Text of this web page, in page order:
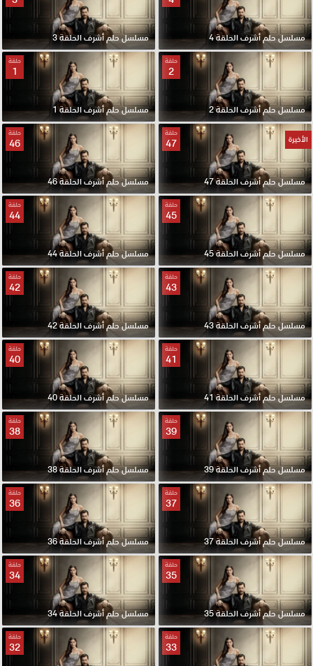
مسلسل حلم أشرف الحلقة 4 مسلسل حلم أشرف الحلقة 3
حلقة
2
مسلسل حلم أشرف الحلقة 2
حلقة
1
مسلسل حلم أشرف الحلقة 1
الأخيرة
حلقة
47
مسلسل حلم أشرف الحلقة 47
حلقة
46
مسلسل حلم أشرف الحلقة 46
حلقة
45
مسلسل حلم أشرف الحلقة 45
حلقة
44
مسلسل حلم أشرف الحلقة 44
حلقة
43
مسلسل حلم أشرف الحلقة 43
حلقة
42
مسلسل حلم أشرف الحلقة 42
حلقة
41
مسلسل حلم أشرف الحلقة 41
حلقة
40
مسلسل حلم أشرف الحلقة 40
حلقة
39
مسلسل حلم أشرف الحلقة 39
حلقة
38
مسلسل حلم أشرف الحلقة 38
حلقة
37
مسلسل حلم أشرف الحلقة 37
حلقة
36
مسلسل حلم أشرف الحلقة 36
حلقة
35
مسلسل حلم أشرف الحلقة 35
حلقة
34
مسلسل حلم أشرف الحلقة 34
حلقة
33
حلقة
32